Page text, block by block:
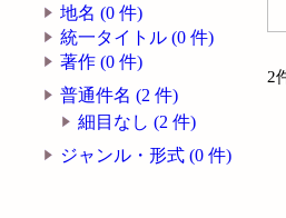
地名 (0 件)
統一タイトル (0 件)
著作 (0 件)
普通件名 (2 件)
細目なし (2 件)
ジャンル・形式 (0 件)
2